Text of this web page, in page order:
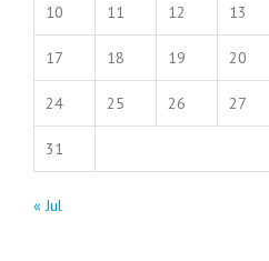
10 11 12 13
17 18 19 20
24 25 26 27
31
« Jul